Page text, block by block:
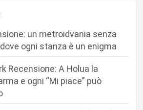
un metroidvania senza
ogni stanza è un enigma
Recensione: A Holua la
e ogni “Mi piace” può